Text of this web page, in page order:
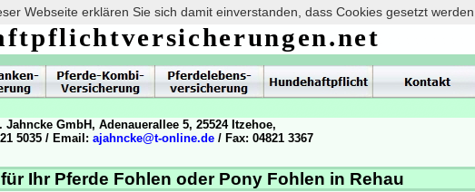
Webseite erklären Sie sich damit einverstanden, dass Cookies gesetzt werden.
Ihr Pferde Fohlen oder Pony Fohlen in Rehau
Jahncke GmbH, Adenauerallee 5, 25524 Itzehoe,
5035 / Email: ajahncke@t-online.de / Fax: 04821 3367